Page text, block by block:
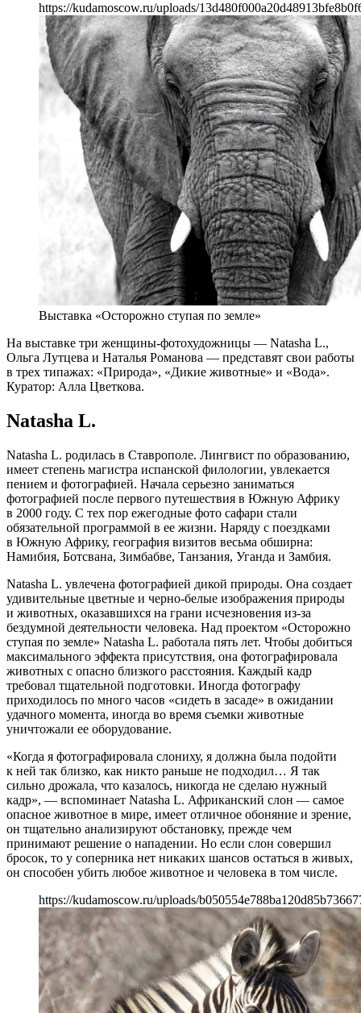
https://kudamoscow.ru/uploads/
Выставка «Осторожно ступая по земле»
На выставке три женщины-фотохудожницы — Natasha L.,
Ольга Лутцева и Наталья Романова — представят свои работы
в трех типажах: «Природа», «Дикие животные» и «Вода».
Куратор: Алла Цветкова.
Natasha L.
Natasha L. родилась в Ставрополе. Лингвист по образованию,
имеет степень магистра испанской филологии, увлекается
пением и фотографией. Начала серьезно заниматься
фотографией после первого путешествия в Южную Африку
в 2000 году. С тех пор ежегодные фото сафари стали
обязательной программой в ее жизни. Наряду с поездками
в Южную Африку, география визитов весьма обширна:
Намибия, Ботсвана, Зимбабве, Танзания, Уганда и Замбия.
Natasha L. увлечена фотографией дикой природы. Она создает
удивительные цветные и черно-белые изображения природы
и животных, оказавшихся на грани исчезновения из-за
бездумной деятельности человека. Над проектом «Осторожно
ступая по земле» Natasha L. работала пять лет. Чтобы добиться
максимального эффекта присутствия, она фотографировала
животных с опасно близкого расстояния. Каждый кадр
требовал тщательной подготовки. Иногда фотографу
приходилось по много часов «сидеть в засаде» в ожидании
удачного момента, иногда во время съемки животные
уничтожали ее оборудование.
«Когда я фотографировала слониху, я должна была подойти
к ней так близко, как никто раньше не подходил… Я так
сильно дрожала, что казалось, никогда не сделаю нужный
кадр», — вспоминает Natasha L. Африканский слон — самое
опасное животное в мире, имеет отличное обоняние и зрение,
он тщательно анализируют обстановку, прежде чем
принимают решение о нападении. Но если слон совершил
бросок, то у соперника нет никаких шансов остаться в живых,
он способен убить любое животное и человека в том числе.
https://kudamoscow.ru/uploads/